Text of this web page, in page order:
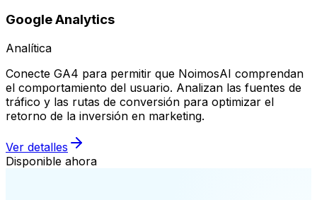
Google Analytics
Analítica
Conecte GA4 para permitir que NoimosAI comprendan
el comportamiento del usuario. Analizan las fuentes de
tráfico y las rutas de conversión para optimizar el
retorno de la inversión en marketing.
Ver detalles
Disponible ahora